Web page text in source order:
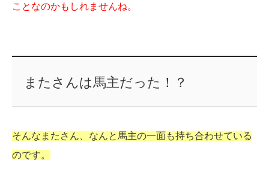
ことなのかもしれませんね。
またさんは馬主だった！？
そんなまたさん、なんと馬主の一面も持ち合わせている
のです。